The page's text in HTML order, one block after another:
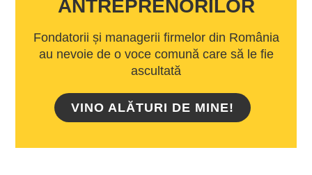
ANTREPRENORILOR
Fondatorii și managerii firmelor din România
au nevoie de o voce comună care să le fie
ascultată
VINO ALĂTURI DE MINE!